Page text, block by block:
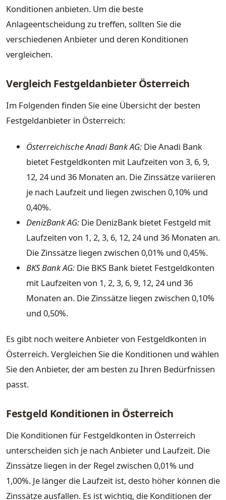
Konditionen anbieten. Um die beste
Anlageentscheidung zu treffen, sollten Sie die
verschiedenen Anbieter und deren Konditionen
vergleichen.
Vergleich Festgeldanbieter Österreich
Im Folgenden finden Sie eine Übersicht der besten
Festgeldanbieter in Österreich:
Österreichische Anadi Bank AG: Die Anadi Bank
bietet Festgeldkonten mit Laufzeiten von 3, 6, 9,
12, 24 und 36 Monaten an. Die Zinssätze variieren
je nach Laufzeit und liegen zwischen 0,10% und
0,40%.
DenizBank AG: Die DenizBank bietet Festgeld mit
Laufzeiten von 1, 2, 3, 6, 12, 24 und 36 Monaten an.
Die Zinssätze liegen zwischen 0,01% und 0,45%.
BKS Bank AG: Die BKS Bank bietet Festgeldkonten
mit Laufzeiten von 1, 2, 3, 6, 9, 12, 24 und 36
Monaten an. Die Zinssätze liegen zwischen 0,10%
und 0,50%.
Es gibt noch weitere Anbieter von Festgeldkonten in
Österreich. Vergleichen Sie die Konditionen und wählen
Sie den Anbieter, der am besten zu Ihren Bedürfnissen
passt.
Festgeld Konditionen in Österreich
Die Konditionen für Festgeldkonten in Österreich
unterscheiden sich je nach Anbieter und Laufzeit. Die
Zinssätze liegen in der Regel zwischen 0,01% und
1,00%. Je länger die Laufzeit ist, desto höher können die
Zinssätze ausfallen. Es ist wichtig, die Konditionen der